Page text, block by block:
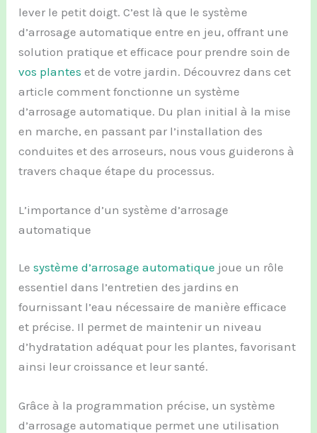
lever le petit doigt. C’est là que le système
d’arrosage automatique entre en jeu, offrant une
solution pratique et efficace pour prendre soin de
vos plantes et de votre jardin. Découvrez dans cet
article comment fonctionne un système
d’arrosage automatique. Du plan initial à la mise
en marche, en passant par l’installation des
conduites et des arroseurs, nous vous guiderons à
travers chaque étape du processus.
L’importance d’un système d’arrosage
automatique
Le système d’arrosage automatique joue un rôle
essentiel dans l’entretien des jardins en
fournissant l’eau nécessaire de manière efficace
et précise. Il permet de maintenir un niveau
d’hydratation adéquat pour les plantes, favorisant
ainsi leur croissance et leur santé.
Grâce à la programmation précise, un système
d’arrosage automatique permet une utilisation